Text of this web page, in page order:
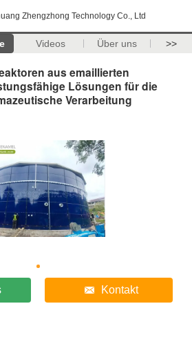
Zhengzhong Technology Co., Ltd
Videos Über uns >>
aus emaillierten
Lösungen für die
Verarbeitung
Kontakt